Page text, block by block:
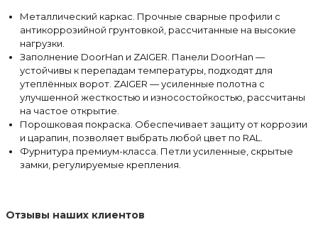
Металлический каркас. Прочные сварные профили с
антикоррозийной грунтовкой, рассчитанные на высокие
нагрузки.
Заполнение DoorHan и ZAIGER. Панели DoorHan —
устойчивы к перепадам температуры, подходят для
утеплённых ворот. ZAIGER — усиленные полотна с
улучшенной жесткостью и износостойкостью, рассчитаны
на частое открытие.
Порошковая покраска. Обеспечивает защиту от коррозии
и царапин, позволяет выбрать любой цвет по RAL.
Фурнитура премиум-класса. Петли усиленные, скрытые
замки, регулируемые крепления.
Отзывы наших клиентов